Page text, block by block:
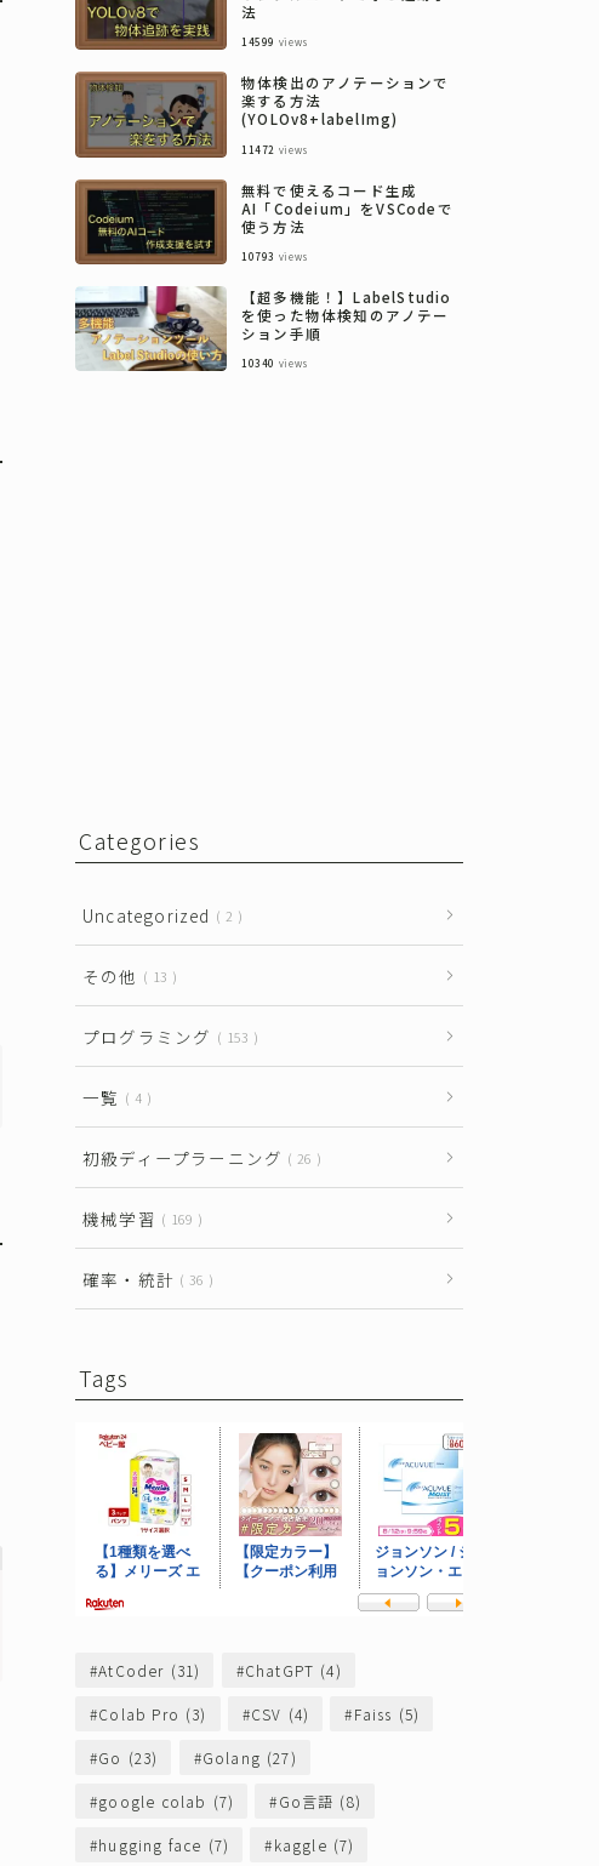
法
14599 views
物体検出のアノテーションで
楽する方法
(YOLOv8+labelImg)
11472 views
無料で使えるコード生成
AI「Codeium」をVSCodeで
使う方法
10793 views
【超多機能！】LabelStudio
を使った物体検知のアノテー
ション手順
10340 views
Categories
Uncategorized 2
その他 13
プログラミング 153
一覧 4
初級ディープラーニング 26
機械学習 169
確率・統計 36
Tags
AtCoder (31) ChatGPT (4)
Colab Pro (3) CSV (4) Faiss (5)
Go (23) Golang (27)
google colab (7) Go言語 (8)
hugging face (7) kaggle (7)